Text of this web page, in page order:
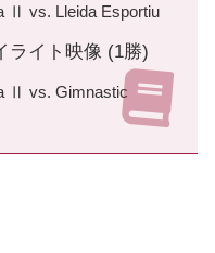
Ⅱ vs. Lleida Esportiu
ライト映像 (1勝)
Ⅱ vs. Gimnastic